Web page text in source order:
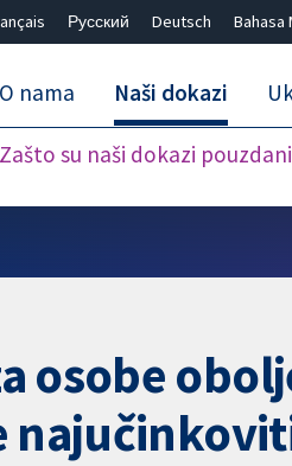
Русский Deutsch Bahasa
O nama Naši dokazi
Zašto su naši dokazi pouzdani
osobe